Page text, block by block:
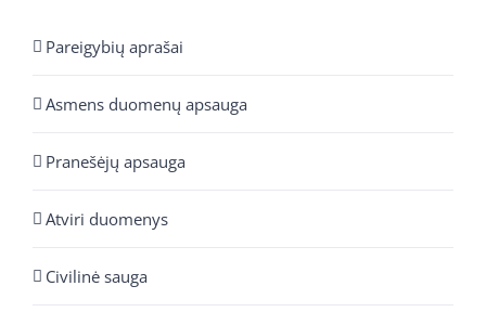
Pareigybių aprašai
Asmens duomenų apsauga
Pranešėjų apsauga
Atviri duomenys
Civilinė sauga